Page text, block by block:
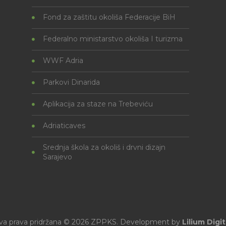
Fond za zaštitu okoliša Federacije BiH
Federalno ministarstvo okoliša I turizma
WWF Adria
Parkovi Dinarida
Aplikacija za staze na Trebeviću
Adriaticaves
Srednja škola za okoliš i drvni dizajn
Sarajevo
prava pridržana © 2026 ZPPKS. Development byLilium